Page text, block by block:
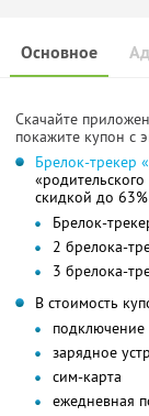
Основное
Скачайте
покажите купон с
Брелок-трекер
скидкой до
Брелок-
2 брелока-
3 брелока-
В стоимость
подключение
зарядное
сим-карта
ежедневная